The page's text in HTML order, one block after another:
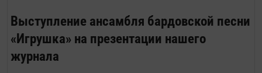
Выступление ансамбля бардовской песни
«Игрушка» на презентации нашего
журнала